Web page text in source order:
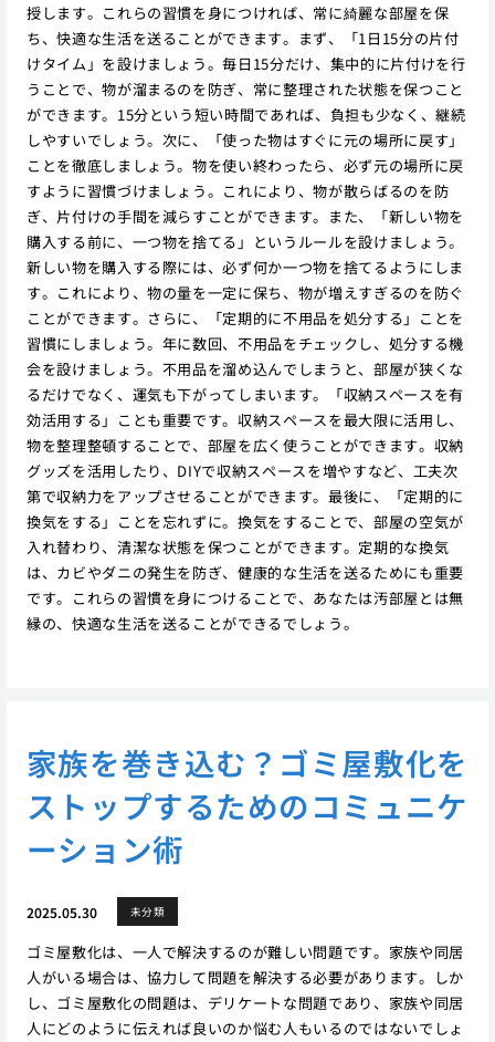
授します。これらの習慣を身につければ、常に綺麗な部屋を保
ち、快適な生活を送ることができます。まず、「1日15分の片付
けタイム」を設けましょう。毎日15分だけ、集中的に片付けを行
うことで、物が溜まるのを防ぎ、常に整理された状態を保つこと
ができます。15分という短い時間であれば、負担も少なく、継続
しやすいでしょう。次に、「使った物はすぐに元の場所に戻す」
ことを徹底しましょう。物を使い終わったら、必ず元の場所に戻
すように習慣づけましょう。これにより、物が散らばるのを防
ぎ、片付けの手間を減らすことができます。また、「新しい物を
購入する前に、一つ物を捨てる」というルールを設けましょう。
新しい物を購入する際には、必ず何か一つ物を捨てるようにしま
す。これにより、物の量を一定に保ち、物が増えすぎるのを防ぐ
ことができます。さらに、「定期的に不用品を処分する」ことを
習慣にしましょう。年に数回、不用品をチェックし、処分する機
会を設けましょう。不用品を溜め込んでしまうと、部屋が狭くな
るだけでなく、運気も下がってしまいます。「収納スペースを有
効活用する」ことも重要です。収納スペースを最大限に活用し、
物を整理整頓することで、部屋を広く使うことができます。収納
グッズを活用したり、DIYで収納スペースを増やすなど、工夫次
第で収納力をアップさせることができます。最後に、「定期的に
換気をする」ことを忘れずに。換気をすることで、部屋の空気が
入れ替わり、清潔な状態を保つことができます。定期的な換気
は、カビやダニの発生を防ぎ、健康的な生活を送るためにも重要
です。これらの習慣を身につけることで、あなたは汚部屋とは無
縁の、快適な生活を送ることができるでしょう。
家族を巻き込む？ゴミ屋敷化を
ストップするためのコミュニケ
ーション術
2025.05.30 未分類
ゴミ屋敷化は、一人で解決するのが難しい問題です。家族や同居
人がいる場合は、協力して問題を解決する必要があります。しか
し、ゴミ屋敷化の問題は、デリケートな問題であり、家族や同居
人にどのように伝えれば良いのか悩む人もいるのではないでしょ